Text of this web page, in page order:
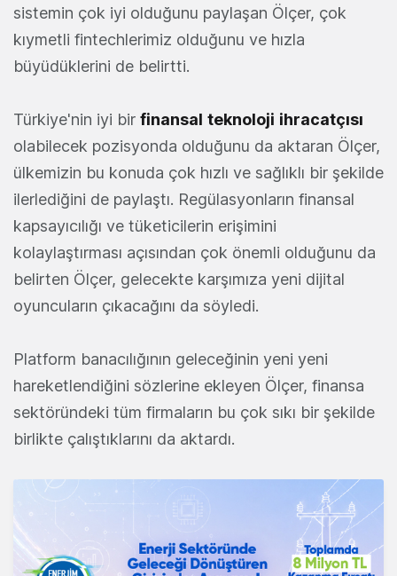
sistemin çok iyi olduğunu paylaşan Ölçer, çok
kıymetli fintechlerimiz olduğunu ve hızla
büyüdüklerini de belirtti.
Türkiye'nin iyi bir finansal teknoloji ihracatçısı
olabilecek pozisyonda olduğunu da aktaran Ölçer,
ülkemizin bu konuda çok hızlı ve sağlıklı bir şekilde
ilerlediğini de paylaştı. Regülasyonların finansal
kapsayıcılığı ve tüketicilerin erişimini
kolaylaştırması açısından çok önemli olduğunu da
belirten Ölçer, gelecekte karşımıza yeni dijital
oyuncuların çıkacağını da söyledi.
Platform banacılığının geleceğinin yeni yeni
hareketlendiğini sözlerine ekleyen Ölçer, finansa
sektöründeki tüm firmaların bu çok sıkı bir şekilde
birlikte çalıştıklarını da aktardı.